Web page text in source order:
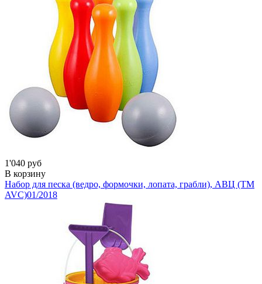
1'040 руб
В корзину
Набор для песка (ведро, формочки, лопата, грабли), АВЦ (ТМ
AVC)01/2018